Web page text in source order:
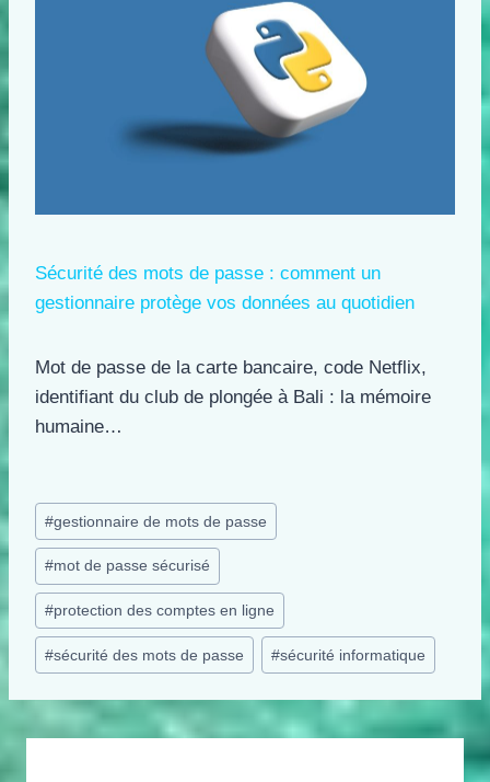
Sécurité des mots de passe : comment un
gestionnaire protège vos données au quotidien
Mot de passe de la carte bancaire, code Netflix,
identifiant du club de plongée à Bali : la mémoire
humaine…
Étiquettes
de
la
publication :
#gestionnaire de mots de passe
#mot de passe sécurisé
#protection des comptes en ligne
#sécurité des mots de passe #sécurité informatique